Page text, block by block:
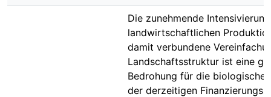
Die zunehmende
landwirtschaftlichen
damit verbundene
Landschaftsstruktur ist eine
Bedrohung für die biologische
der derzeitigen